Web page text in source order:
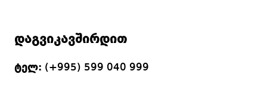
დაგვიკავშირდით
ტელ: (+995) 599 040 999